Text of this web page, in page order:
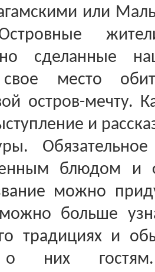
или
сделанные
свое место
остров-мечту.
и
блюдом и
можно
больше
традициях и
о них